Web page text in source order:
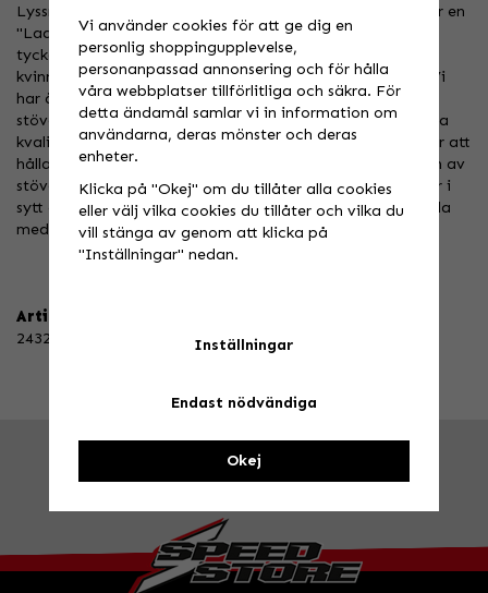
Lyssna upp damer Nydesignad stövel ifrån Gaerne som är en
"Ladies Only" stövel som är gjord efter kvinnors krav och
tycke! Gaerne började med nya mönster gjorda bara för
kvinnor och la till vårt populära pro-tech fotledssystem. Vi
har även sidostängning för att du ska kunna ta på och av
stöveln enkelt. Black Rose är producerad med skin i högsta
kvalitet. Inuti har Gaerne använt GORE-TEX membran för att
hålla fötterna helt torra på de våta vägarna. På baksidan av
stöveln ser du den reflekterande "säkerhet remsan" som är i
sytt och på botten har vi använt en ny anti-slip gummi sula
med en liten klack.
Artikelnummer:
2432-001-41
Tel. 026-270030 /
Vi använder cookies för att ge dig en
personlig shoppingupplevelse,
personanpassad annonsering och för hålla
våra webbplatser tillförlitliga och säkra. För
detta ändamål samlar vi in information om
användarna, deras mönster och deras
enheter.
Klicka på "Okej" om du tillåter alla cookies
eller välj vilka cookies du tillåter och vilka du
vill stänga av genom att klicka på
"Inställningar" nedan.
Inställningar
Endast nödvändiga
Okej